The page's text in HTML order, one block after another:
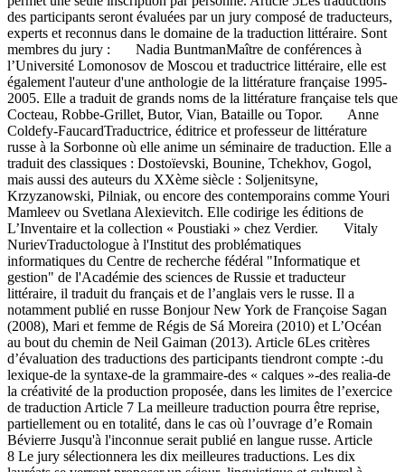
des participants seront évaluées par un jury composé de traducteurs,
experts et reconnus dans le domaine de la traduction littéraire. Sont
membres du jury : Nadia BuntmanMaître de conférences à
l’Université Lomonosov de Moscou et traductrice littéraire, elle est
également l'auteur d'une anthologie de la littérature française 1995-
2005. Elle a traduit de grands noms de la littérature française tels que
Cocteau, Robbe-Grillet, Butor, Vian, Bataille ou Topor. Anne
Coldefy-FaucardTraductrice, éditrice et professeur de littérature
russe à la Sorbonne où elle anime un séminaire de traduction. Elle a
traduit des classiques : Dostoïevski, Bounine, Tchekhov, Gogol,
mais aussi des auteurs du XXème siècle : Soljenitsyne,
Krzyzanowski, Pilniak, ou encore des contemporains comme Youri
Mamleev ou Svetlana Alexievitch. Elle codirige les éditions de
L’Inventaire et la collection « Poustiaki » chez Verdier. Vitaly
NurievTraductologue à l'Institut des problématiques
informatiques du Centre de recherche fédéral "Informatique et
gestion" de l'Académie des sciences de Russie et traducteur
littéraire, il traduit du français et de l’anglais vers le russe. Il a
notamment publié en russe Bonjour New York de Françoise Sagan
(2008), Mari et femme de Régis de Sá Moreira (2010) et L’Océan
au bout du chemin de Neil Gaiman (2013). Article 6Les critères
d’évaluation des traductions des participants tiendront compte :-du
lexique-de la syntaxe-de la grammaire-des « calques »-des realia-de
la créativité de la production proposée, dans les limites de l’exercice
de traduction Article 7 La meilleure traduction pourra être reprise,
partiellement ou en totalité, dans le cas où l’ouvrage d’e Romain
Bévierre Jusqu'à l'inconnue serait publié en langue russe. Article
8 Le jury sélectionnera les dix meilleures traductions. Les dix